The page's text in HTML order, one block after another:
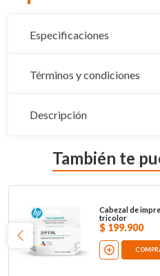
Especificaciones
Términos y condiciones
Descripción
También te
Cabezal de
tricolor
$ 199.900